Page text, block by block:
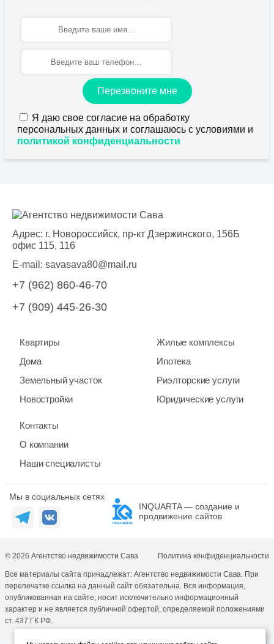
Перезвоните мне
Я даю свое согласие на обработку
персональных данных и соглашаюсь с условиями и
политикой конфиденциальности
Адрес: г. Новороссийск, пр-кт Дзержинского, 156Б
офис 115, 116
E-mail: savasava80@mail.ru
+7 (962) 860-46-70
+7 (909) 445-26-30
Квартиры
Дома
Земельный участок
Новостройки
Жилые комплексы
Ипотека
Риэлторские услуги
Юридические услуги
Контакты
О компании
Наши специалисты
Мы в социальных сетях
INQUARTA — создание и
продвижение сайтов
© 2026 Агентство недвижимости Сава Политика конфиденциальности
Все материалы сайта принадлежат: Агентство недвижимости Сава. При
перепечатке ссылка на данный сайт обязательна. Вся информация,
опубликованная на сайте, носит исключительно информационный
характер и не является публичной офертой, определяемой положениями
ст. 437 ГК РФ.